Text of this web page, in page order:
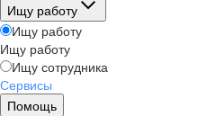
Ищу работу
Ищу работу
Ищу работу
Ищу сотрудника
Сервисы
Помощь